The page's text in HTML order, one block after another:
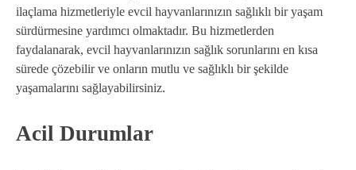
ilaçlama hizmetleriyle evcil hayvanlarınızın sağlıklı bir yaşam
sürdürmesine yardımcı olmaktadır. Bu hizmetlerden
faydalanarak, evcil hayvanlarınızın sağlık sorunlarını en kısa
sürede çözebilir ve onların mutlu ve sağlıklı bir şekilde
yaşamalarını sağlayabilirsiniz.
Acil Durumlar